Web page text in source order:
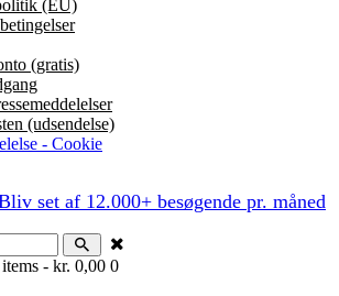
(EU)
(gratis)
(udsendelse)
set af 12.000+ besøgende pr. måned
-kr. 0,00 0